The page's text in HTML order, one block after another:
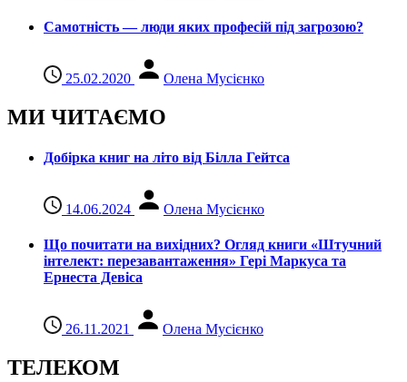
Самотність — люди яких професій під загрозою?
25.02.2020 Олена Мусієнко
МИ ЧИТАЄМО
Добірка книг на літо від Білла Гейтса
14.06.2024 Олена Мусієнко
Що почитати на вихідних? Огляд книги «Штучний
інтелект: перезавантаження» Гері Маркуса та
Ернеста Девіса
26.11.2021 Олена Мусієнко
ТЕЛЕКОМ